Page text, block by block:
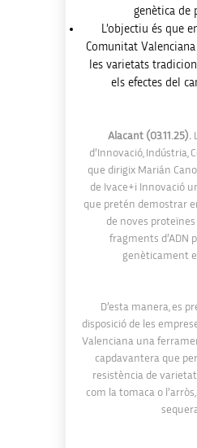
genètica de
L’objectiu és que
Comunitat
les varietats
els efectes del
Alacant (03.11.25).
d’Innovació, Indústria,
que dirigix Marián
de Ivace+i Innovació
que pretén demostrar
de noves proteïnes
fragments d’ADN
genèticament
D’esta manera, es
disposició de les
Valenciana una
capdavantera que
resistència de
com la tomaca o